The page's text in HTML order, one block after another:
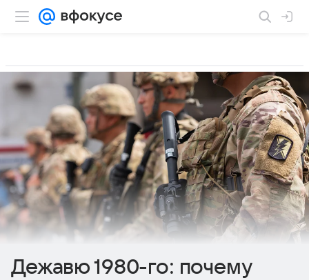
Дежавю 1980-го: почему